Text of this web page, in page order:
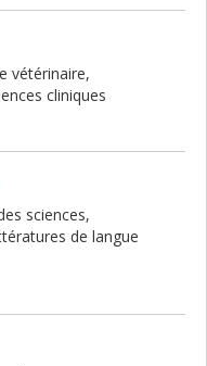
vétérinaire,
cliniques
sciences,
de langue